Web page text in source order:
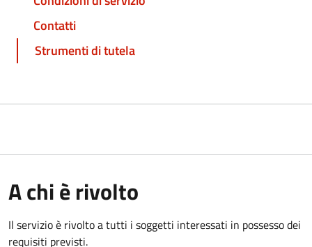
Contatti
Strumenti di tutela
A chi è rivolto
Il servizio è rivolto a tutti i soggetti interessati in possesso dei
requisiti previsti.